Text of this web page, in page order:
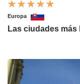
Europa
Las ciudades